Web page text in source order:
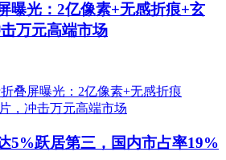
曝光：2亿像素+无感折痕+玄
万元高端市场
5%跃居第三，国内市占率19%